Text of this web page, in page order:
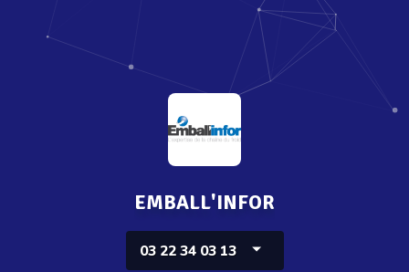
EMBALL'INFOR
03 22 34 03 13